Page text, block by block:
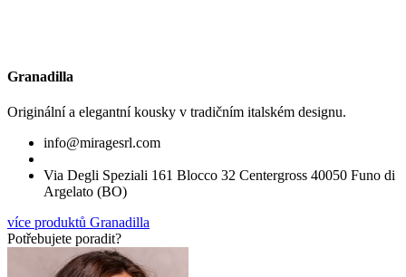
Granadilla
Originální a elegantní kousky v tradičním italském designu.
info@miragesrl.com
Via Degli Speziali 161 Blocco 32 Centergross 40050 Funo di
Argelato (BO)
více produktů Granadilla
Potřebujete poradit?